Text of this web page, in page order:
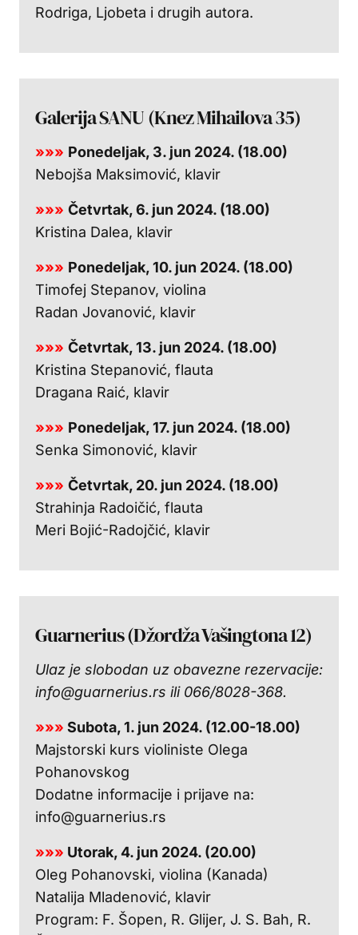
Rodriga, Ljobeta i drugih autora.
Galerija SANU (Knez Mihailova 35)
»»» Ponedeljak, 3. jun 2024. (18.00)
Nebojša Maksimović, klavir
»»» Četvrtak, 6. jun 2024. (18.00)
Kristina Dalea, klavir
»»» Ponedeljak, 10. jun 2024. (18.00)
Timofej Stepanov, violina
Radan Jovanović, klavir
»»» Četvrtak, 13. jun 2024. (18.00)
Kristina Stepanović, flauta
Dragana Raić, klavir
»»» Ponedeljak, 17. jun 2024. (18.00)
Senka Simonović, klavir
»»» Četvrtak, 20. jun 2024. (18.00)
Strahinja Radoičić, flauta
Meri Bojić-Radojčić, klavir
Guarnerius (Džordža Vašingtona 12)
Ulaz je slobodan uz obavezne rezervacije:
info@guarnerius.rs ili 066/8028-368.
»»» Subota, 1. jun 2024. (12.00-18.00)
Majstorski kurs violiniste Olega
Pohanovskog
Dodatne informacije i prijave na:
info@guarnerius.rs
»»» Utorak, 4. jun 2024. (20.00)
Oleg Pohanovski, violina (Kanada)
Natalija Mladenović, klavir
Program: F. Šopen, R. Glijer, J. S. Bah, R.